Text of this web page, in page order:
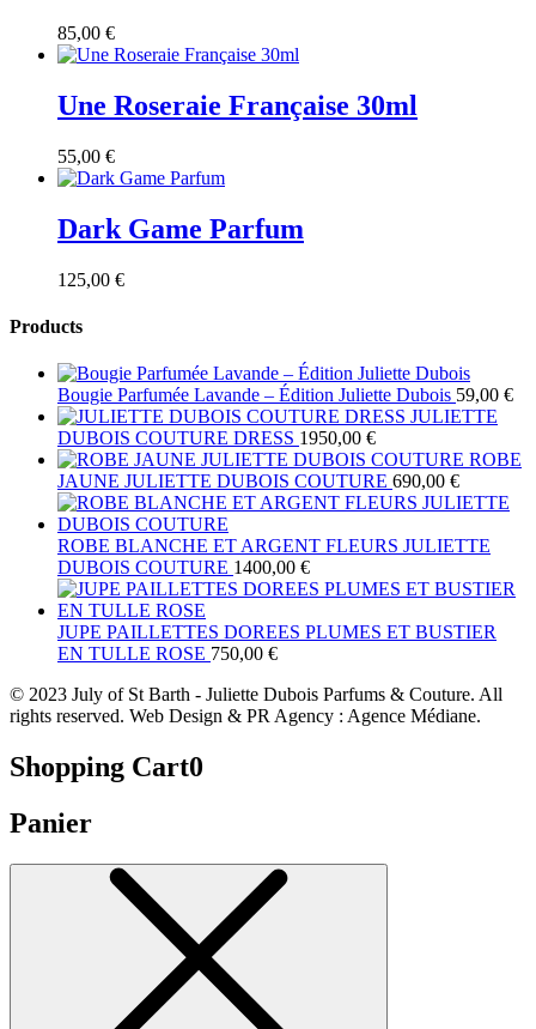
85,00 €
Une Roseraie Française 30ml
55,00 €
Dark Game Parfum
125,00 €
Products
Bougie Parfumée Lavande – Édition Juliette Dubois 59,00 €
JULIETTE
DUBOIS COUTURE DRESS 1950,00 €
ROBE
JAUNE JULIETTE DUBOIS COUTURE 690,00 €
ROBE BLANCHE ET ARGENT FLEURS JULIETTE
DUBOIS COUTURE 1400,00 €
JUPE PAILLETTES DOREES PLUMES ET BUSTIER
EN TULLE ROSE 750,00 €
© 2023 July of St Barth - Juliette Dubois Parfums & Couture. All
rights reserved. Web Design & PR Agency : Agence Médiane.
Shopping Cart0
Panier